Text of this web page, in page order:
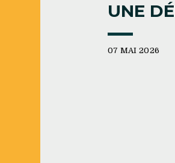
UNE
07 MAI 2026